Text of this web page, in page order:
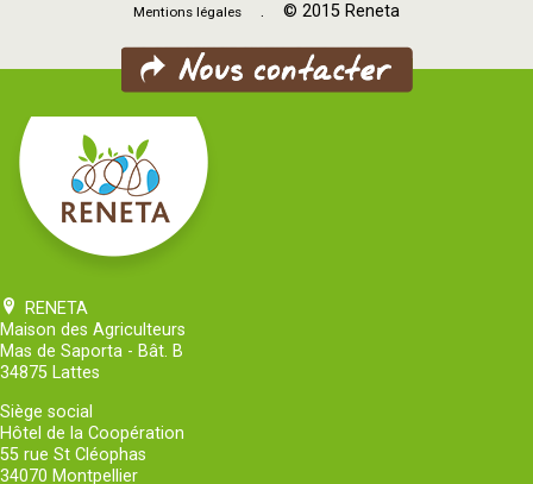
Mentions légales . © 2015 Reneta
RENETA
Maison des Agriculteurs
Mas de Saporta - Bât. B
34875 Lattes
Siège social
Hôtel de la Coopération
55 rue St Cléophas
34070 Montpellier